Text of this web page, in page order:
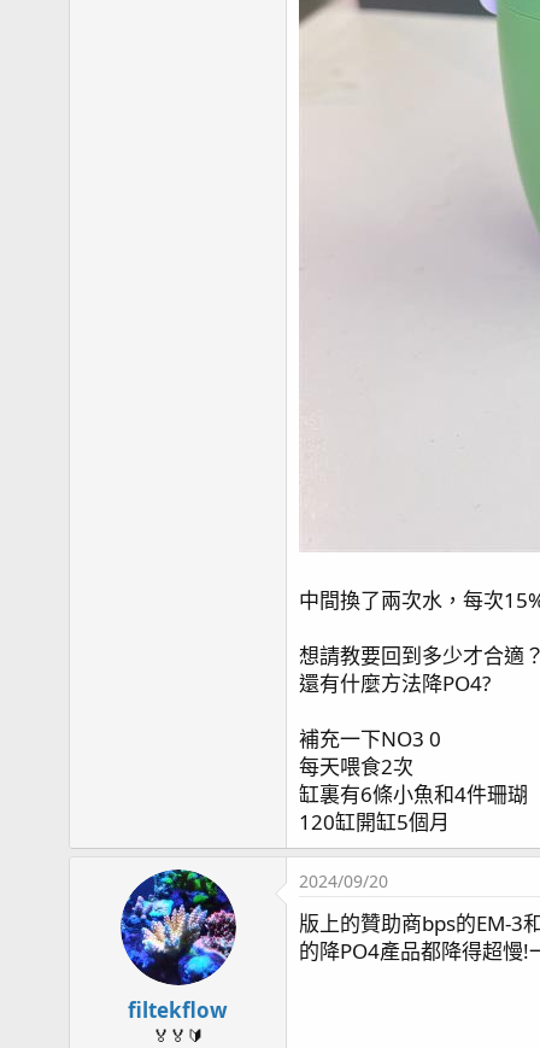
中間換了兩次水，每次
想請教要回到多少才合適
還有什麼方法降PO4?
補充一下NO3 0
每天喂食2次
缸裏有6條小魚和4件珊瑚
120缸開缸5個月
filtekflow
🏅🏅🔰
2024/09/20
版上的贊助商bps的EM-3
的降PO4產品都降得超慢